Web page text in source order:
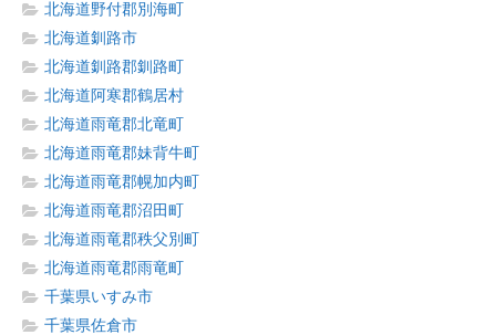
北海道野付郡別海町
北海道釧路市
北海道釧路郡釧路町
北海道阿寒郡鶴居村
北海道雨竜郡北竜町
北海道雨竜郡妹背牛町
北海道雨竜郡幌加内町
北海道雨竜郡沼田町
北海道雨竜郡秩父別町
北海道雨竜郡雨竜町
千葉県いすみ市
千葉県佐倉市